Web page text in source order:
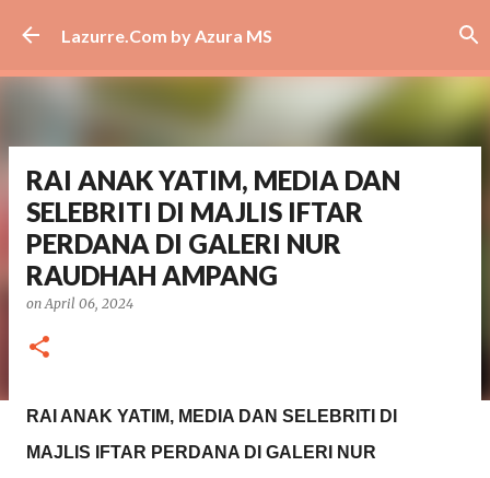
Skip to main content
Lazurre.Com by Azura MS
RAI ANAK YATIM, MEDIA DAN
SELEBRITI DI MAJLIS IFTAR
PERDANA DI GALERI NUR
RAUDHAH AMPANG
onApril 06, 2024
RAI ANAK YATIM, MEDIA DAN SELEBRITI DI
MAJLIS IFTAR PERDANA DI GALERI NUR